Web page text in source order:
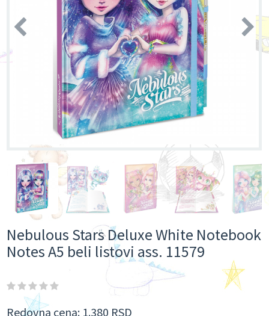
Nebulous Stars Deluxe White Notebook
Notes A5 beli listovi ass. 11579
Redovna cena: 1.380 RSD